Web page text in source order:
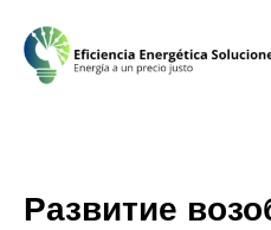
Развитие